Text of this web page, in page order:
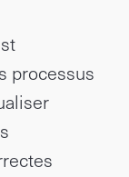
processus